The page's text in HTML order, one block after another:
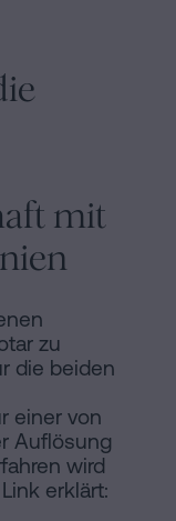
mit
zu
die beiden
einer von
Auflösung
wird
erklärt: